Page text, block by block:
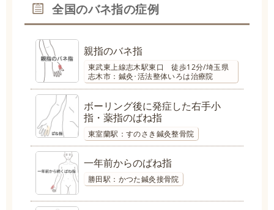
全国のバネ指の症例
親指のバネ指
東武東上線志木駅東口 徒歩12分/埼玉県
志木市：鍼灸･活法整体いろは治療院
ボーリング後に発症した右手小
指・薬指のばね指
東室蘭駅：すのさき鍼灸整骨院
一年前からのばね指
勝田駅：かつた鍼灸接骨院